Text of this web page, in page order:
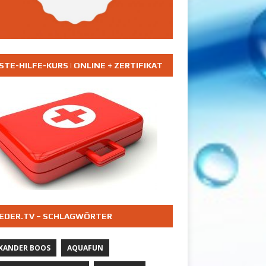
HILFE-KURS | ONLINE + ZERTIFIKAT
– SCHLAGWÖRTER
BOOS AQUAFUN